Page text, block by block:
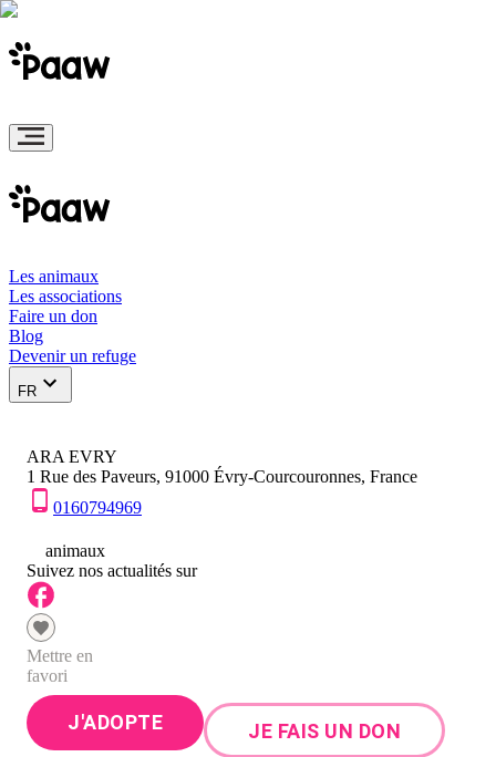
Les animaux
Les associations
Faire un don
Blog
Devenir un refuge
FR
ARA EVRY
1 Rue des Paveurs, 91000 Évry-Courcouronnes, France
0160794969
animaux
Suivez nos actualités sur
Mettre en
favori
J'ADOPTE JE FAIS UN DON